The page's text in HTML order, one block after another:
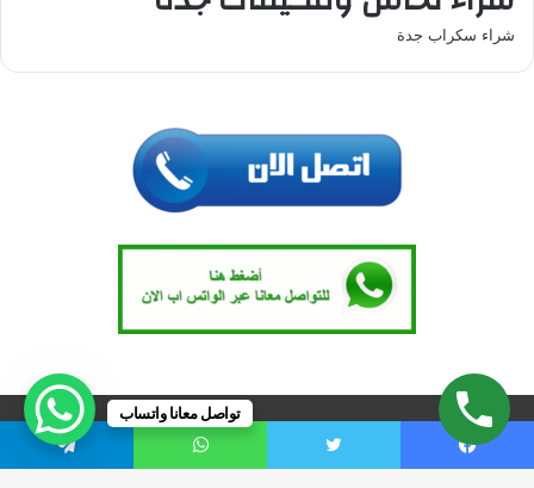
شراء سكراب جدة
© حقوق النشر 2026، جميع الحقوق محفوظة | vweb-sa.com
فيسبوك تويتر واتساب تيلقرام
تواصل معانا واتساب